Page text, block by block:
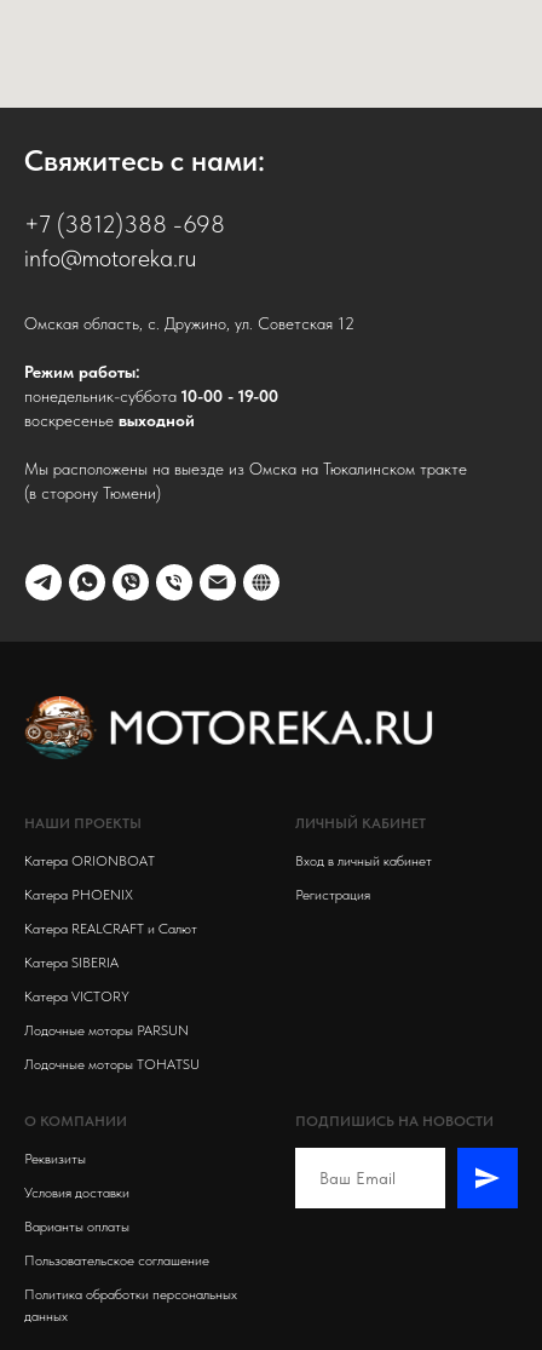
Свяжитесь с нами:
+7 (3812)388 -698
info@motoreka.ru
Омская область, с. Дружино, ул. Советская 12
Режим работы:
понедельник-суббота 10-00 - 19-00
воскресенье выходной
Мы расположены на выезде из Омска на Тюкалинском тракте
(в сторону Тюмени)
НАШИ ПРОЕКТЫ
Катера ORIONBOAT
Катера PHOENIX
Катера REALCRAFT и Салют
Катера SIBERIA
Катера VICTORY
Лодочные моторы PARSUN
Лодочные моторы TOHATSU
ЛИЧНЫЙ КАБИНЕТ
Вход в личный кабинет
Регистрация
О КОМПАНИИ
Реквизиты
Условия доставки
Варианты оплаты
Пользовательское соглашение
Политика обработки персональных
данных
ПОДПИШИСЬ НА НОВОСТИ